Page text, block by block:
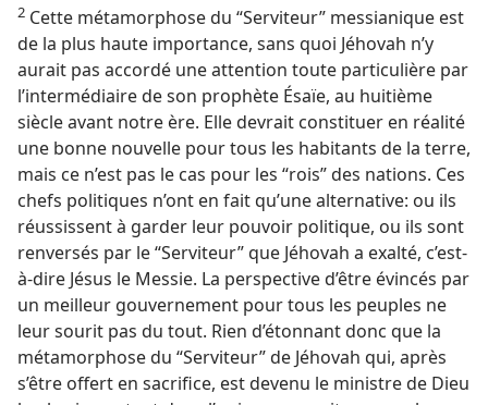
2 Cette métamorphose du “Serviteur” messianique est
de la plus haute importance, sans quoi Jéhovah n’y
aurait pas accordé une attention toute particulière par
l’intermédiaire de son prophète Ésaïe, au huitième
siècle avant notre ère. Elle devrait constituer en réalité
une bonne nouvelle pour tous les habitants de la terre,
mais ce n’est pas le cas pour les “rois” des nations. Ces
chefs politiques n’ont en fait qu’une alternative: ou ils
réussissent à garder leur pouvoir politique, ou ils sont
renversés par le “Serviteur” que Jéhovah a exalté, c’est-
à-dire Jésus le Messie. La perspective d’être évincés par
un meilleur gouvernement pour tous les peuples ne
leur sourit pas du tout. Rien d’étonnant donc que la
métamorphose du “Serviteur” de Jéhovah qui, après
s’être offert en sacrifice, est devenu le ministre de Dieu